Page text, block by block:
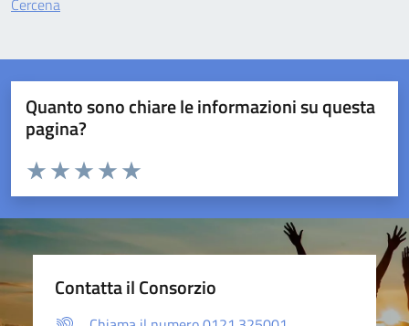
Cercena
Quanto sono chiare le informazioni su questa
pagina?
Valuta da 1 a 5 stelle la pagina
Valuta 5 stelle su 5
Valuta 4 stelle su 5
Valuta 3 stelle su 5
Valuta 2 stelle su 5
Valuta 1 stelle su 5
Contatta il Consorzio